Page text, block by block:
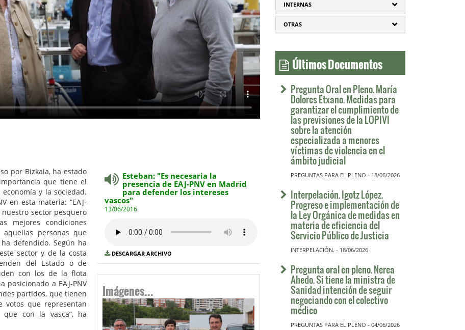
Esteban: "Es necesaria la
presencia de EAJ-PNV en Madrid
para defender los intereses
vascos"
13/06/2016
DESCARGAR ARCHIVO
Imágenes...
por Bizkaia, ha estado
que tiene el
y la sociedad.
en esta materia: “EAJ-
sector pesquero
mejores condiciones
personas que
defendido. Según ha
sector y de la costa
del Estado o de
con los de la flota
posicionado a EAJ-PNV
partidos, que tienen
votos que representan
con la vasca”, ha
INTERNAS
OTRAS
Últimos Documentos
Pregunta Oral en Pleno. María
Dolores Etxano. Medidas para
garantizar el cumplimiento de
las previsiones de la LOPIVI
sobre la atención
especializada a menores
víctimas de violencia en el
ámbito judicial
PREGUNTAS PARA EL PLENO - 18/06/2026
Interpelación. Igotz López.
Progreso e implementación de
la Ley Orgánica de medidas en
materia de eficiencia del
Servicio Público de Justicia
INTERPELACIÓN. - 18/06/2026
Pregunta oral en pleno. Nerea
Ahedo. Si tiene la ministra de
Sanidad intención de seguir
negociando con el colectivo
médico
PREGUNTAS PARA EL PLENO - 04/06/2026